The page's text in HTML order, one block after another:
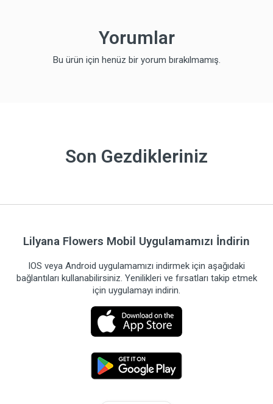
Yorumlar
Bu ürün için henüz bir yorum bırakılmamış.
Son Gezdikleriniz
Lilyana Flowers Mobil Uygulamamızı İndirin
IOS veya Android uygulamamızı indirmek için aşağıdaki
bağlantıları kullanabilirsiniz. Yenilikleri ve fırsatları takip etmek
için uygulamayı indirin.